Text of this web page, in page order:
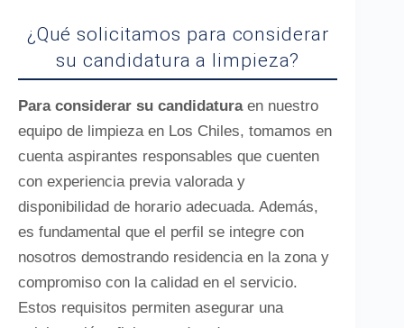
¿Qué solicitamos para considerar
su candidatura a limpieza?
Para considerar su candidaturaen nuestro
equipo de limpieza en Los Chiles, tomamos en
cuenta aspirantes responsables que cuenten
con experiencia previa valorada y
disponibilidad de horario adecuada. Además,
es fundamental que el perfil se integre con
nosotros demostrando residencia en la zona y
compromiso con la calidad en el servicio.
Estos requisitos permiten asegurar una